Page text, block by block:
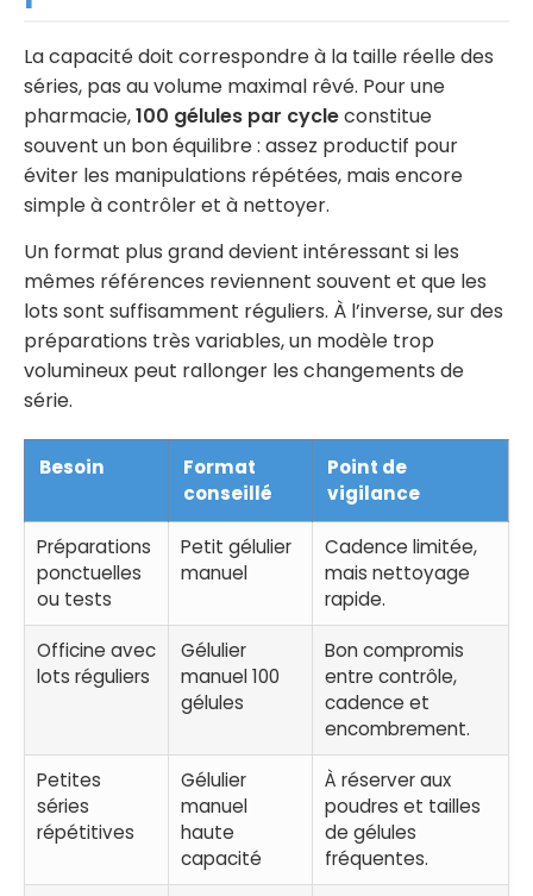
La capacité doit correspondre à la taille réelle des
séries, pas au volume maximal rêvé. Pour une
pharmacie,100 gélules par cycleconstitue
souvent un bon équilibre : assez productif pour
éviter les manipulations répétées, mais encore
simple à contrôler et à nettoyer.
Un format plus grand devient intéressant si les
mêmes références reviennent souvent et que les
lots sont suffisamment réguliers. À l’inverse, sur des
préparations très variables, un modèle trop
volumineux peut rallonger les changements de
série.
Besoin
Format
conseillé
Point de
vigilance
Préparations
ponctuelles
ou tests
Petit gélulier
manuel
Cadence limitée,
mais nettoyage
rapide.
Officine avec
lots réguliers
Gélulier
manuel 100
gélules
Bon compromis
entre contrôle,
cadence et
encombrement.
Petites
séries
répétitives
Gélulier
manuel
haute
capacité
À réserver aux
poudres et tailles
de gélules
fréquentes.